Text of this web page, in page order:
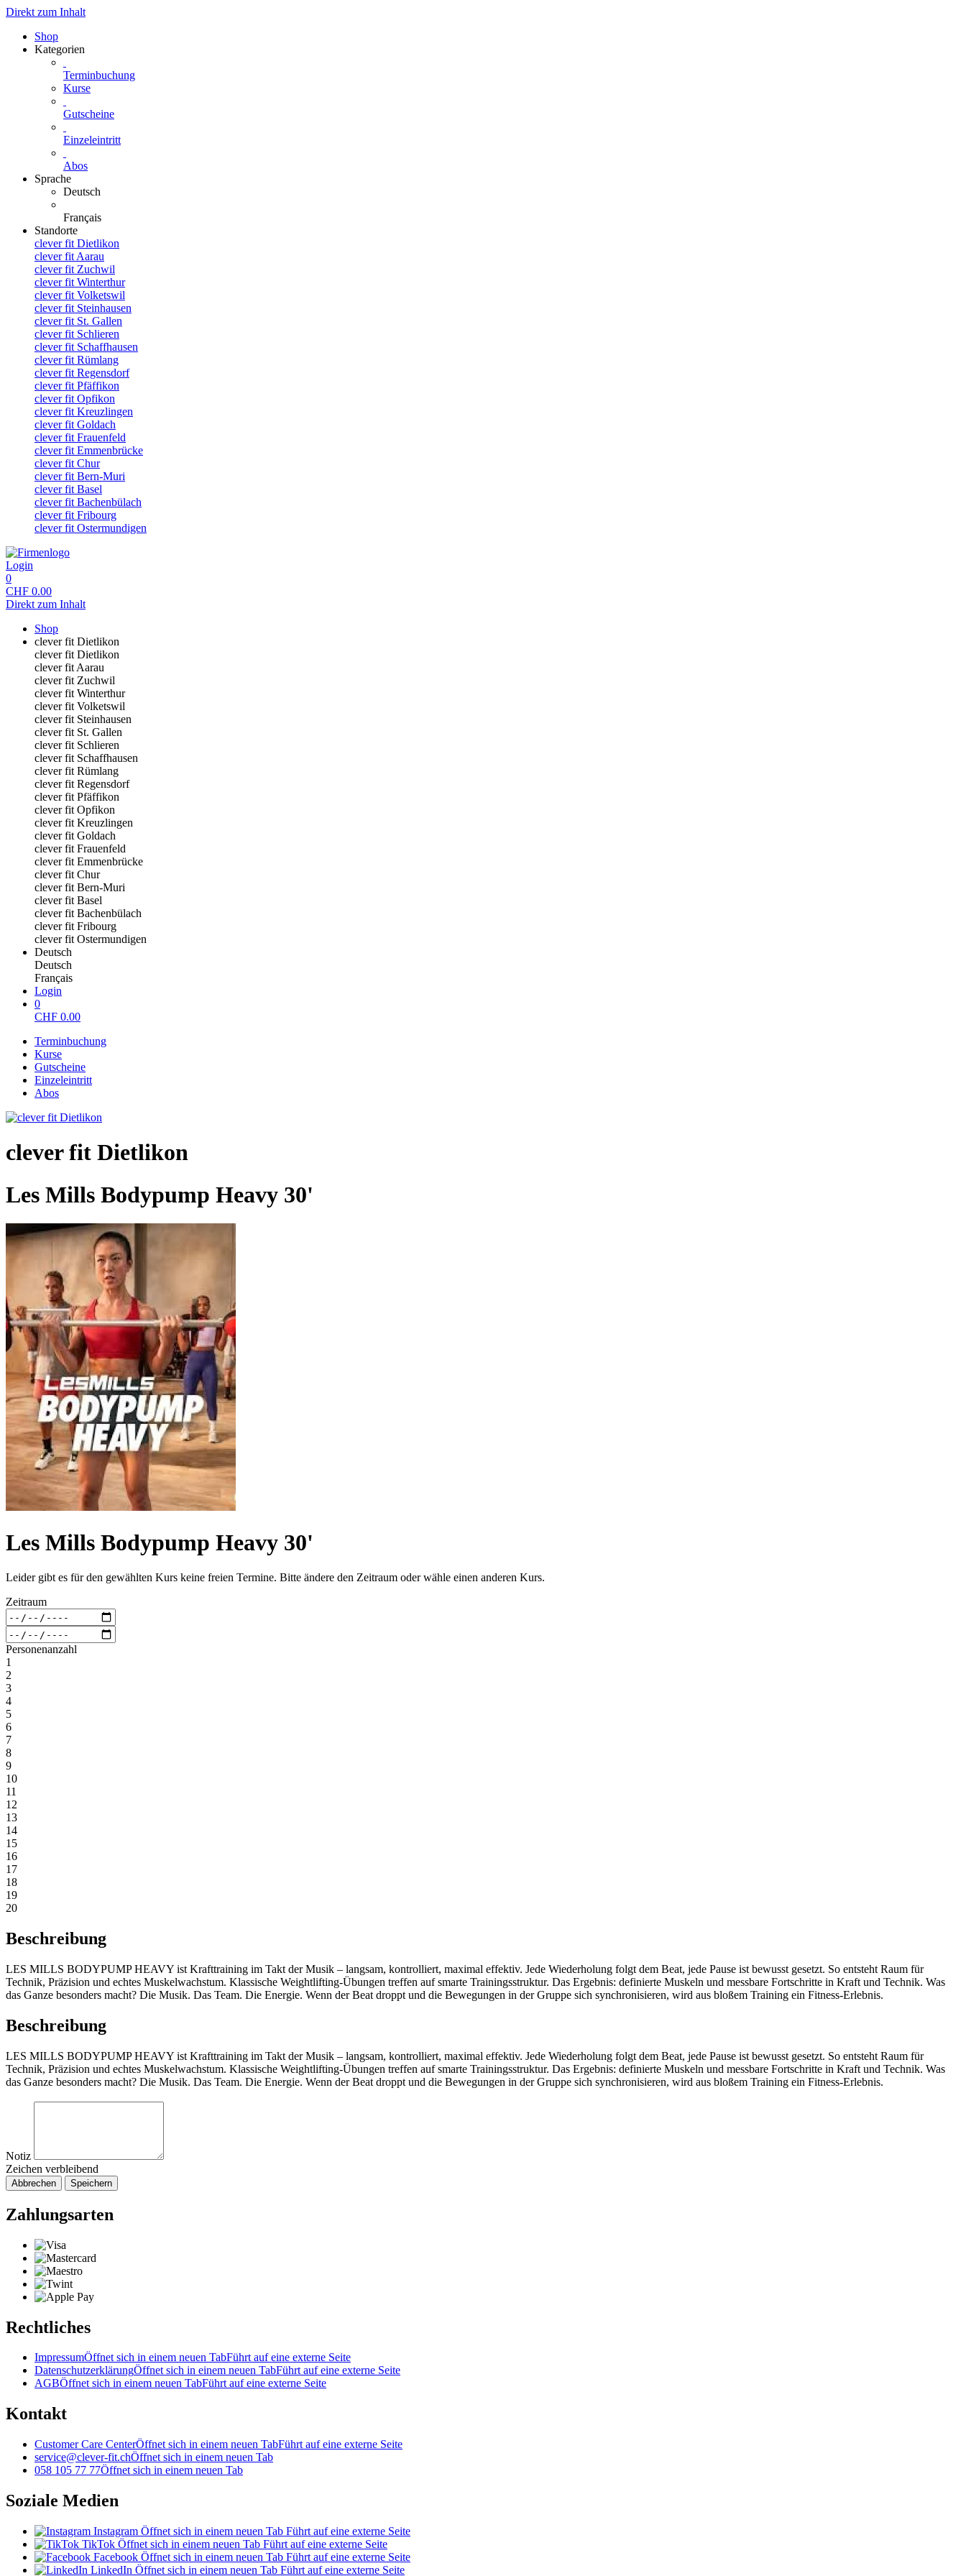
Direkt zum Inhalt
Shop
Kategorien
Terminbuchung
Kurse
Gutscheine
Einzeleintritt
Abos
Sprache
Deutsch
Français
Standorte
clever fit Dietlikon
clever fit Aarau
clever fit Zuchwil
clever fit Winterthur
clever fit Volketswil
clever fit Steinhausen
clever fit St. Gallen
clever fit Schlieren
clever fit Schaffhausen
clever fit Rümlang
clever fit Regensdorf
clever fit Pfäffikon
clever fit Opfikon
clever fit Kreuzlingen
clever fit Goldach
clever fit Frauenfeld
clever fit Emmenbrücke
clever fit Chur
clever fit Bern-Muri
clever fit Basel
clever fit Bachenbülach
clever fit Fribourg
clever fit Ostermundigen
Login
0
CHF 0.00
Direkt zum Inhalt
Shop
clever fit Dietlikon
clever fit Dietlikon
clever fit Aarau
clever fit Zuchwil
clever fit Winterthur
clever fit Volketswil
clever fit Steinhausen
clever fit St. Gallen
clever fit Schlieren
clever fit Schaffhausen
clever fit Rümlang
clever fit Regensdorf
clever fit Pfäffikon
clever fit Opfikon
clever fit Kreuzlingen
clever fit Goldach
clever fit Frauenfeld
clever fit Emmenbrücke
clever fit Chur
clever fit Bern-Muri
clever fit Basel
clever fit Bachenbülach
clever fit Fribourg
clever fit Ostermundigen
Deutsch
Deutsch
Français
Login
0
CHF 0.00
Terminbuchung
Kurse
Gutscheine
Einzeleintritt
Abos
clever fit Dietlikon
Les Mills Bodypump Heavy 30'
Les Mills Bodypump Heavy 30'
Leider gibt es für den gewählten Kurs keine freien Termine. Bitte ändere den Zeitraum oder wähle einen anderen Kurs.
Zeitraum
Personenanzahl
1
2
3
4
5
6
7
8
9
10
11
12
13
14
15
16
17
18
19
20
Beschreibung
LES MILLS BODYPUMP HEAVY ist Krafttraining im Takt der Musik – langsam, kontrolliert, maximal effektiv. Jede Wiederholung folgt dem Beat, jede Pause ist bewusst gesetzt. So entsteht Raum für
Technik, Präzision und echtes Muskelwachstum. Klassische Weightlifting-Übungen treffen auf smarte Trainingsstruktur. Das Ergebnis: definierte Muskeln und messbare Fortschritte in Kraft und Technik. Was
das Ganze besonders macht? Die Musik. Das Team. Die Energie. Wenn der Beat droppt und die Bewegungen in der Gruppe sich synchronisieren, wird aus bloßem Training ein Fitness-Erlebnis.
Beschreibung
LES MILLS BODYPUMP HEAVY ist Krafttraining im Takt der Musik – langsam, kontrolliert, maximal effektiv. Jede Wiederholung folgt dem Beat, jede Pause ist bewusst gesetzt. So entsteht Raum für
Technik, Präzision und echtes Muskelwachstum. Klassische Weightlifting-Übungen treffen auf smarte Trainingsstruktur. Das Ergebnis: definierte Muskeln und messbare Fortschritte in Kraft und Technik. Was
das Ganze besonders macht? Die Musik. Das Team. Die Energie. Wenn der Beat droppt und die Bewegungen in der Gruppe sich synchronisieren, wird aus bloßem Training ein Fitness-Erlebnis.
Notiz
Zeichen verbleibend
Abbrechen Speichern
Zahlungsarten
Rechtliches
ImpressumÖffnet sich in einem neuen TabFührt auf eine externe Seite
DatenschutzerklärungÖffnet sich in einem neuen TabFührt auf eine externe Seite
AGBÖffnet sich in einem neuen TabFührt auf eine externe Seite
Kontakt
Customer Care CenterÖffnet sich in einem neuen TabFührt auf eine externe Seite
service@clever-fit.chÖffnet sich in einem neuen Tab
058 105 77 77Öffnet sich in einem neuen Tab
Soziale Medien
Instagram Öffnet sich in einem neuen Tab Führt auf eine externe Seite
TikTok Öffnet sich in einem neuen Tab Führt auf eine externe Seite
Facebook Öffnet sich in einem neuen Tab Führt auf eine externe Seite
LinkedIn Öffnet sich in einem neuen Tab Führt auf eine externe Seite